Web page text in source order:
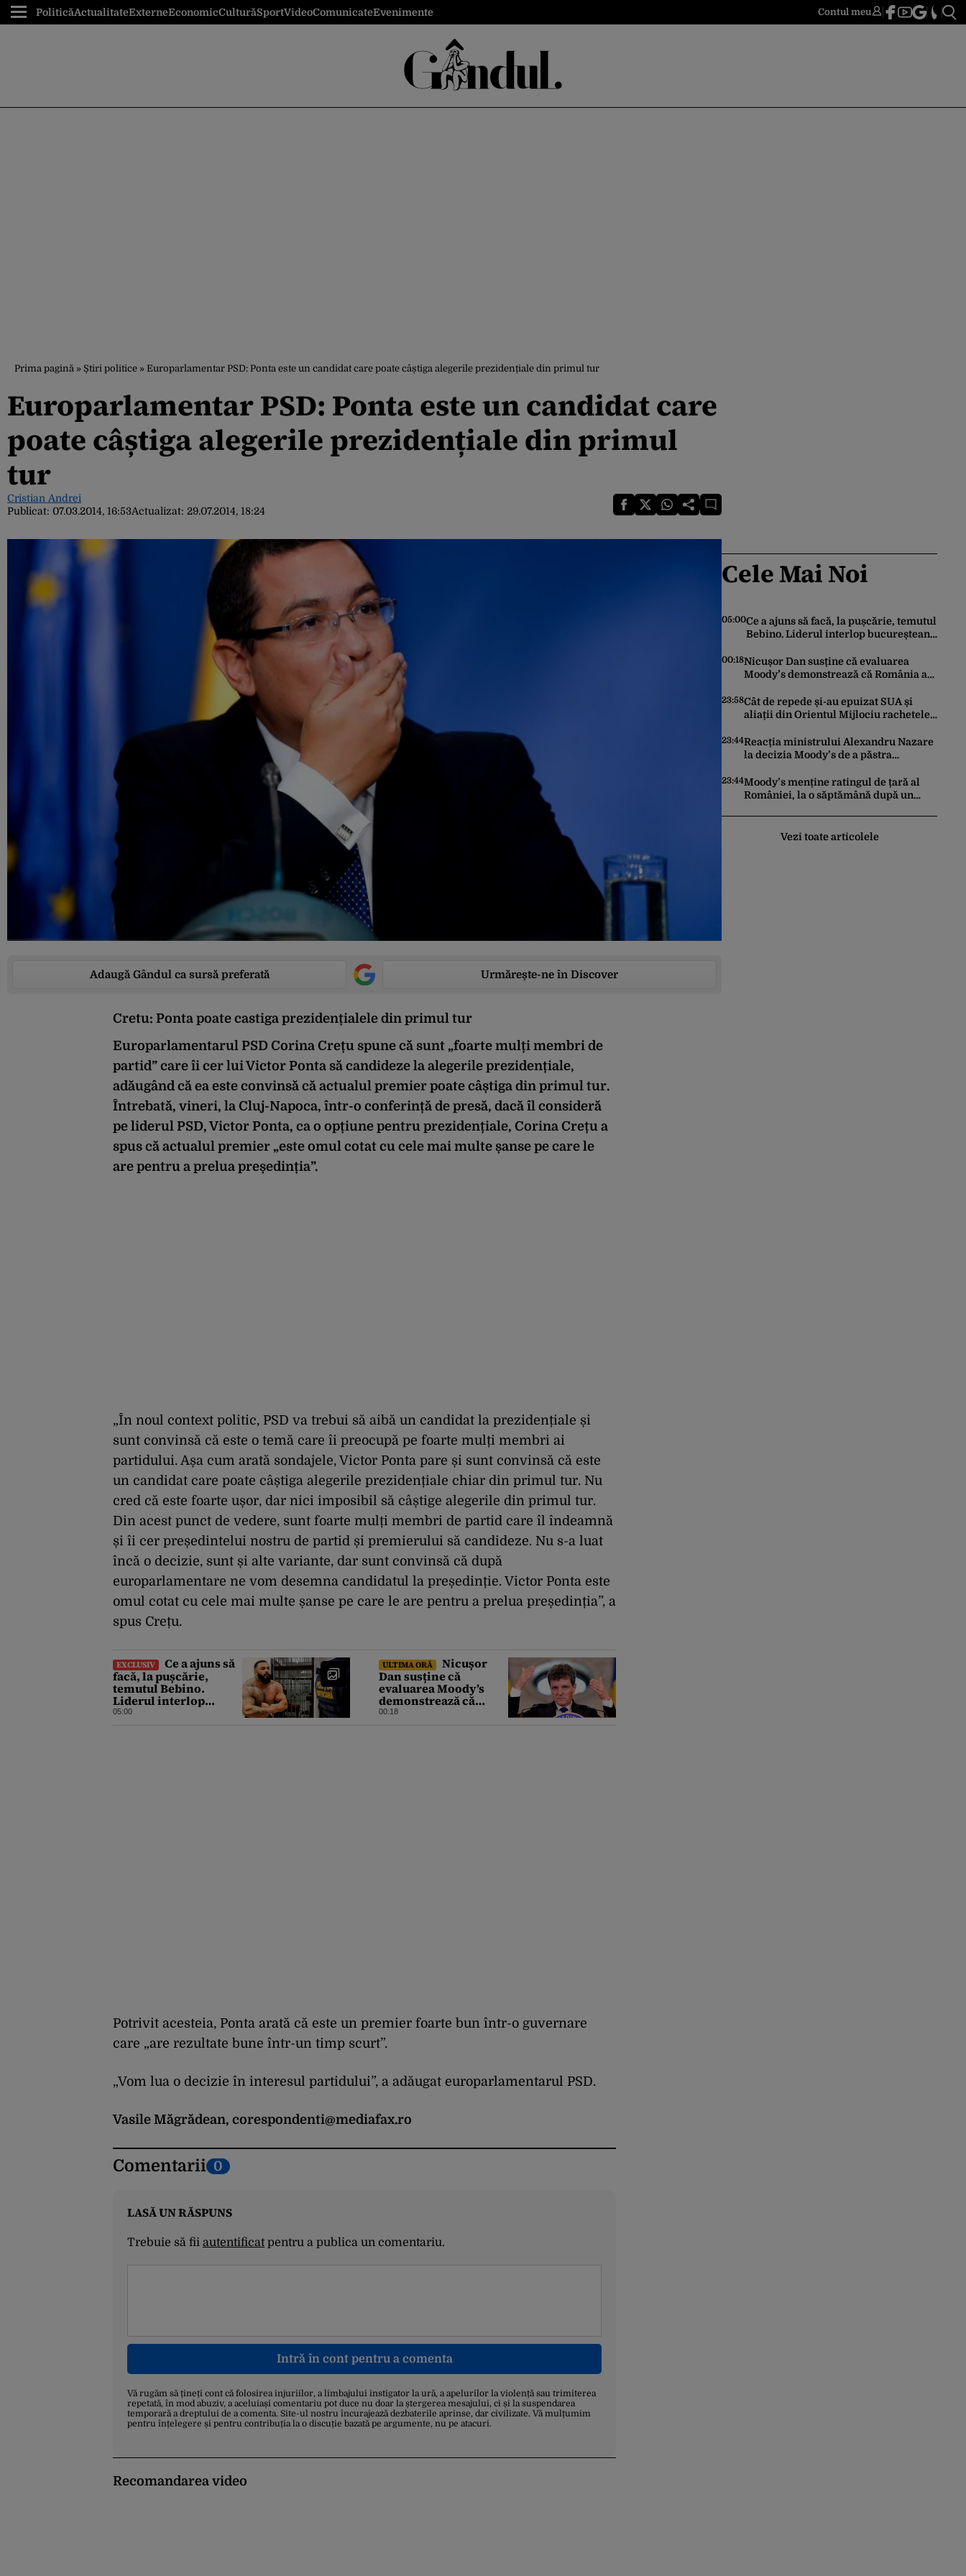
PoliticăActualitateExterneEconomicCulturăSportVideoComunicateEvenimente Contul meu
Prima pagină » Știri politice » Europarlamentar PSD: Ponta este un candidat care poate câștiga alegerile prezidențiale din primul tur
Europarlamentar PSD: Ponta este un candidat care
poate câștiga alegerile prezidențiale din primul
tur
Cristian Andrei
Publicat: 07.03.2014, 16:53Actualizat: 29.07.2014, 18:24
Adaugă Gândul ca sursă preferată Urmărește-ne în Discover
Cretu: Ponta poate castiga prezidențialele din primul tur
Europarlamentarul PSD Corina Crețu spune că sunt „foarte mulți membri de
partid” care îi cer lui Victor Ponta să candideze la alegerile prezidențiale,
adăugând că ea este convinsă că actualul premier poate câștiga din primul tur.
Întrebată, vineri, la Cluj-Napoca, într-o conferință de presă, dacă îl consideră
pe liderul PSD, Victor Ponta, ca o opțiune pentru prezidențiale, Corina Crețu a
spus că actualul premier „este omul cotat cu cele mai multe șanse pe care le
are pentru a prelua președinția”.
„În noul context politic, PSD va trebui să aibă un candidat la prezidențiale și
sunt convinsă că este o temă care îi preocupă pe foarte mulți membri ai
partidului. Așa cum arată sondajele, Victor Ponta pare și sunt convinsă că este
un candidat care poate câștiga alegerile prezidențiale chiar din primul tur. Nu
cred că este foarte ușor, dar nici imposibil să câștige alegerile din primul tur.
Din acest punct de vedere, sunt foarte mulți membri de partid care îl îndeamnă
și îi cer președintelui nostru de partid și premierului să candideze. Nu s-a luat
încă o decizie, sunt și alte variante, dar sunt convinsă că după
europarlamentare ne vom desemna candidatul la președinție. Victor Ponta este
omul cotat cu cele mai multe șanse pe care le are pentru a prelua președinția”, a
spus Crețu.
EXCLUSIV
Ce a ajuns să
facă, la pușcărie,
temutul Bebino.
Liderul interlop
bucureștean, trimis la
05:00
ULTIMA ORĂ
Nicușor
Dan susține că
evaluarea Moody’s
demonstrează că
România a făcut pașii
00:18
Potrivit acesteia, Ponta arată că este un premier foarte bun într-o guvernare
care „are rezultate bune într-un timp scurt”.
„Vom lua o decizie în interesul partidului”, a adăugat europarlamentarul PSD.
Vasile Măgrădean, corespondenti@mediafax.ro
Comentarii 0
LASĂ UN RĂSPUNS
Trebuie să fii autentificatpentru a publica un comentariu.
Intră în cont pentru a comenta
Vă rugăm să țineți cont că folosirea injuriilor, a limbajului instigator la ură, a apelurilor la violență sau trimiterea
repetată, în mod abuziv, a aceluiași comentariu pot duce nu doar la ștergerea mesajului, ci și la suspendarea
temporară a dreptului de a comenta. Site-ul nostru încurajează dezbaterile aprinse, dar civilizate. Vă mulțumim
pentru înțelegere și pentru contribuția la o discuție bazată pe argumente, nu pe atacuri.
Recomandarea video
Cele Mai Noi
05:00Ce a ajuns să facă, la pușcărie, temutul
Bebino. Liderul interlop bucureștean,
00:18Nicușor Dan susține că evaluarea
Moody’s demonstrează că România a
încrederea investitorilor: „Totuși,
perspectiva rămâne rezervată”
23:58Cât de repede și-au epuizat SUA și
aliații din Orientul Mijlociu rachetele
23:44Reacția ministrului Alexandru Nazare
la decizia Moody’s de a păstra
„Este un răgaz, dar în niciun caz un
motiv de relaxare”
23:44Moody’s menține ratingul de țară al
României, la o săptămână după un
principala vulnerabilitate din raport
Vezi toate articolele